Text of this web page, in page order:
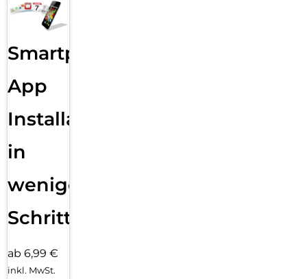
Smartphone
App
Installation
in
wenigen
Schritten
ab 6,99 €
inkl. MwSt.